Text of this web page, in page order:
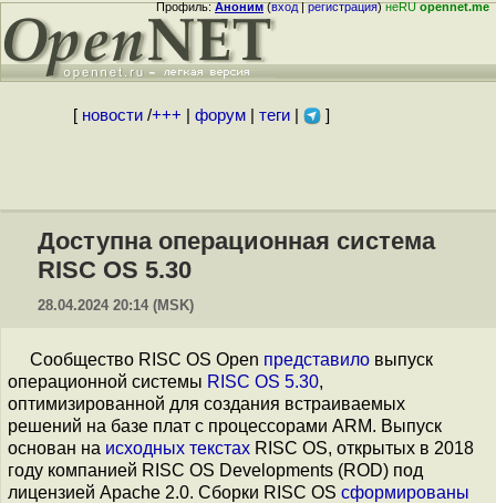
Профиль:Аноним(вход|регистрация)неRUopennet.me
[ новости/+++ форум| теги| ]
Доступна операционная система
RISC OS 5.30
28.04.2024 20:14 (MSK)
Сообщество RISC OS Open представило выпуск
операционной системы RISC OS 5.30,
оптимизированной для создания встраиваемых
решений на базе плат с процессорами ARM. Выпуск
основан на исходных текстах RISC OS, открытых в 2018
году компанией RISC OS Developments (ROD) под
лицензией Apache 2.0. Сборки RISC OS сформированы